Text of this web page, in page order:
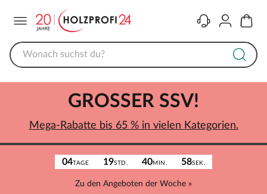
KontaktKonto
04TAGE 19STD. 40MIN. 58SEK.
Zu den Angeboten der Woche »
GROSSER SSV!
Mega-Rabatte bis 65 % in vielen Kategorien.